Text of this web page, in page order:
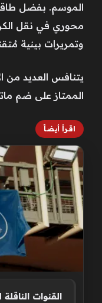
الموسم. بفضل
محوري في نقل
وتمريرات بينية
يتنافس العديد من
الممتاز على ضم
اقرأ أيضاً
القنوات